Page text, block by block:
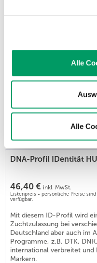
Alle
Alle
erhöhte Aussagesicherheit
ES WIRD IN DIESER
(Artikel GDI100)
nicht um eine
DNA-Profil IDentität
46,40 € inkl. MwSt.
Listenpreis - persönliche Preise
verfügbar.
Mit diesem ID-Profil wird
Zuchtzulassung bei
Deutschland aber auch im
Programme, z.B. DTK,
international verbreitet und
Markern.